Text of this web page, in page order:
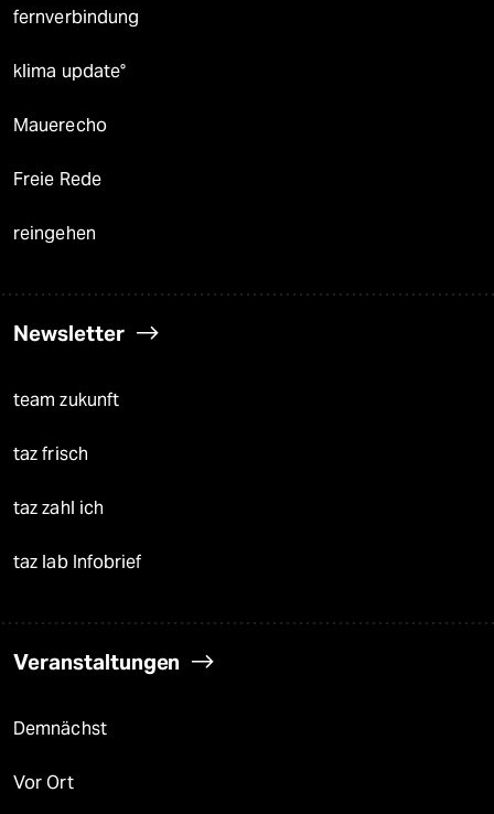
fernverbindung
klima update°
Mauerecho
Freie Rede
reingehen
Newsletter
team zukunft
taz frisch
taz zahl ich
taz lab Infobrief
Veranstaltungen
Demnächst
Vor Ort